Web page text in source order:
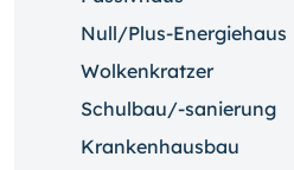
Null/Plus-Energiehaus
Wolkenkratzer
Schulbau/-sanierung
Krankenhausbau